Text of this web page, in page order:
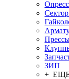
ЗИП
+